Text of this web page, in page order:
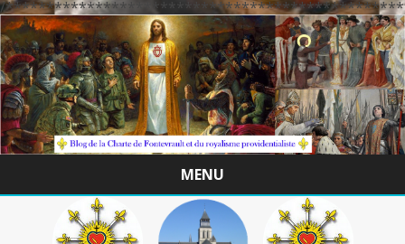
/
MENU
Skip
to
content